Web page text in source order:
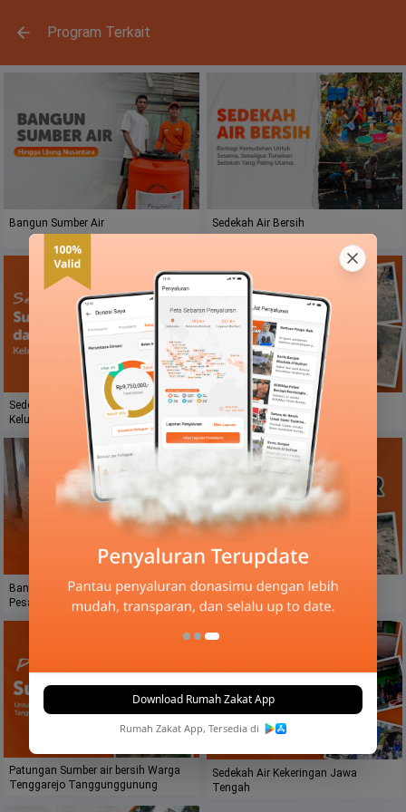
Download Rumah Zakat App
Rumah Zakat App, Tersedia di
Program Terkait
Bangun Sumber Air Sedekah Air Bersih
Sedekah Sumber Air dan Sanitasi
Keluarga Dhuafa
Sedekah Air Bersih untuk Wilayah
Bantu Bangun MCK Pondok
Pesantren
Bangun Sumber Air Kedungudal
Patungan Sumber air bersih Warga
Tenggarejo Tanggunggunung
Sedekah Air Kekeringan Jawa
Tengah